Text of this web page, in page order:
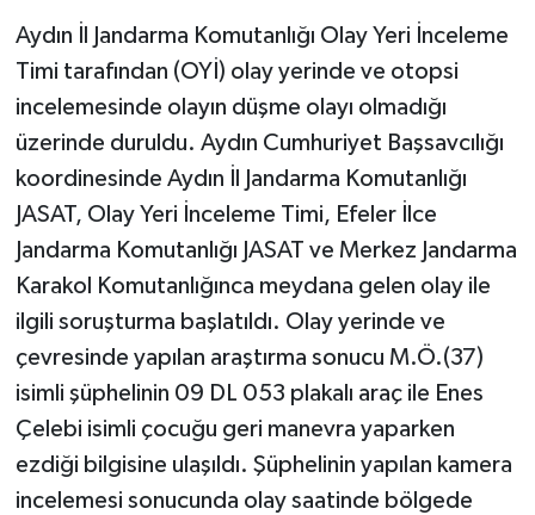
Aydın İl Jandarma Komutanlığı Olay Yeri İnceleme
Timi tarafından (OYİ) olay yerinde ve otopsi
incelemesinde olayın düşme olayı olmadığı
üzerinde duruldu. Aydın Cumhuriyet Başsavcılığı
koordinesinde Aydın İl Jandarma Komutanlığı
JASAT, Olay Yeri İnceleme Timi, Efeler İlce
Jandarma Komutanlığı JASAT ve Merkez Jandarma
Karakol Komutanlığınca meydana gelen olay ile
ilgili soruşturma başlatıldı. Olay yerinde ve
çevresinde yapılan araştırma sonucu M.Ö.(37)
isimli şüphelinin 09 DL 053 plakalı araç ile Enes
Çelebi isimli çocuğu geri manevra yaparken
ezdiği bilgisine ulaşıldı. Şüphelinin yapılan kamera
incelemesi sonucunda olay saatinde bölgede